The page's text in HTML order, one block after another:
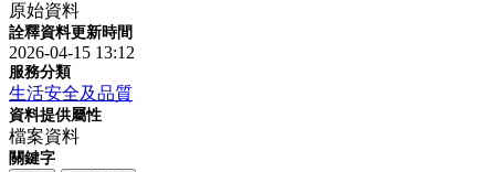
原始資料
詮釋資料更新時間
2026-04-15 13:12
服務分類
生活安全及品質
資料提供屬性
檔案資料
關鍵字